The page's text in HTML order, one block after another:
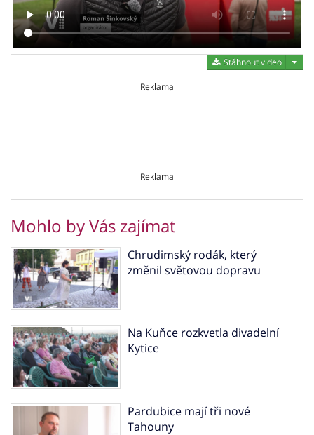
Stáhnout video
Reklama
Reklama
Mohlo by Vás zajímat
Chrudimský rodák, který
změnil světovou dopravu
Na Kuňce rozkvetla divadelní
Kytice
Pardubice mají tři nové
Tahouny